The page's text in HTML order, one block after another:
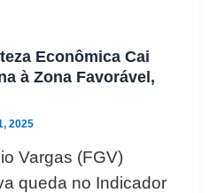
Econômica Cai
à Zona Favorável,
2025
Vargas (FGV)
queda no Indicador